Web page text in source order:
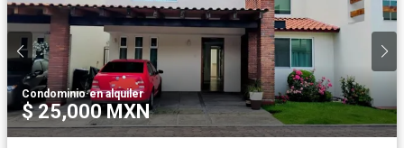
Condominio·en alquiler
$ 25,000 MXN